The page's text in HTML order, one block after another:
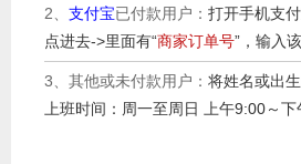
2、 支付宝已付款用户： 打开手机支
点进去->里面有“商家订单号”，输入
3、其他或未付款用户： 将姓名或出
上班时间：周一至周日 上午9:00～下